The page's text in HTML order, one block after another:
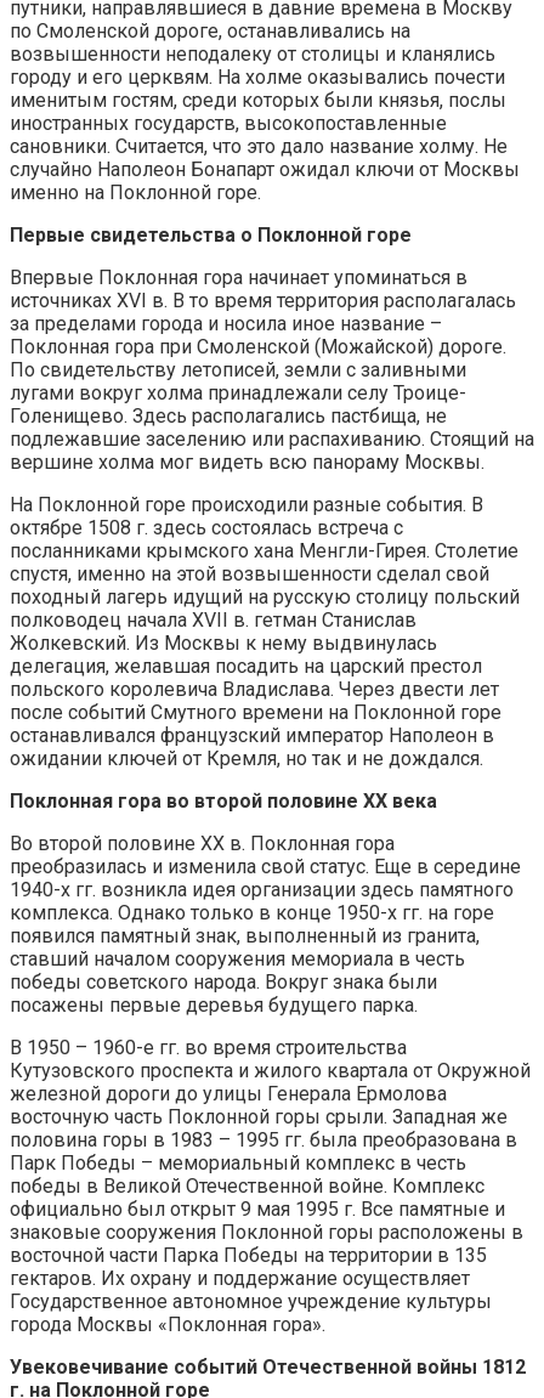
путники, направлявшиеся в давние времена в Москву
по Смоленской дороге, останавливались на
возвышенности неподалеку от столицы и кланялись
городу и его церквям. На холме оказывались почести
именитым гостям, среди которых были князья, послы
иностранных государств, высокопоставленные
сановники. Считается, что это дало название холму. Не
случайно Наполеон Бонапарт ожидал ключи от Москвы
именно на Поклонной горе.
Первые свидетельства о Поклонной горе
Впервые Поклонная гора начинает упоминаться в
источниках XVI в. В то время территория располагалась
за пределами города и носила иное название –
Поклонная гора при Смоленской (Можайской) дороге.
По свидетельству летописей, земли с заливными
лугами вокруг холма принадлежали селу Троице-
Голенищево. Здесь располагались пастбища, не
подлежавшие заселению или распахиванию. Стоящий на
вершине холма мог видеть всю панораму Москвы.
На Поклонной горе происходили разные события. В
октябре 1508 г. здесь состоялась встреча с
посланниками крымского хана Менгли-Гирея. Столетие
спустя, именно на этой возвышенности сделал свой
походный лагерь идущий на русскую столицу польский
полководец начала XVII в. гетман Станислав
Жолкевский. Из Москвы к нему выдвинулась
делегация, желавшая посадить на царский престол
польского королевича Владислава. Через двести лет
после событий Смутного времени на Поклонной горе
останавливался французский император Наполеон в
ожидании ключей от Кремля, но так и не дождался.
Поклонная гора во второй половине XX века
Во второй половине XX в. Поклонная гора
преобразилась и изменила свой статус. Еще в середине
1940-х гг. возникла идея организации здесь памятного
комплекса. Однако только в конце 1950-х гг. на горе
появился памятный знак, выполненный из гранита,
ставший началом сооружения мемориала в честь
победы советского народа. Вокруг знака были
посажены первые деревья будущего парка.
В 1950 – 1960-е гг. во время строительства
Кутузовского проспекта и жилого квартала от Окружной
железной дороги до улицы Генерала Ермолова
восточную часть Поклонной горы срыли. Западная же
половина горы в 1983 – 1995 гг. была преобразована в
Парк Победы – мемориальный комплекс в честь
победы в Великой Отечественной войне. Комплекс
официально был открыт 9 мая 1995 г. Все памятные и
знаковые сооружения Поклонной горы расположены в
восточной части Парка Победы на территории в 135
гектаров. Их охрану и поддержание осуществляет
Государственное автономное учреждение культуры
города Москвы «Поклонная гора».
Увековечивание событий Отечественной войны 1812
г. на Поклонной горе